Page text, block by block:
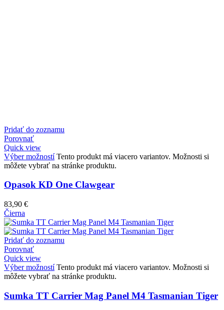
Pridať do zoznamu
Porovnať
Quick view
Výber možností Tento produkt má viacero variantov. Možnosti si
môžete vybrať na stránke produktu.
Opasok KD One Clawgear
83,90 €
Čierna
Pridať do zoznamu
Porovnať
Quick view
Výber možností Tento produkt má viacero variantov. Možnosti si
môžete vybrať na stránke produktu.
Sumka TT Carrier Mag Panel M4 Tasmanian Tiger